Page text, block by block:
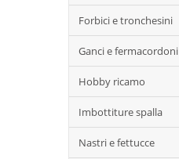
Forbici e tronchesini
Ganci e fermacordoni
Hobby ricamo
Imbottiture spalla
Nastri e fettucce